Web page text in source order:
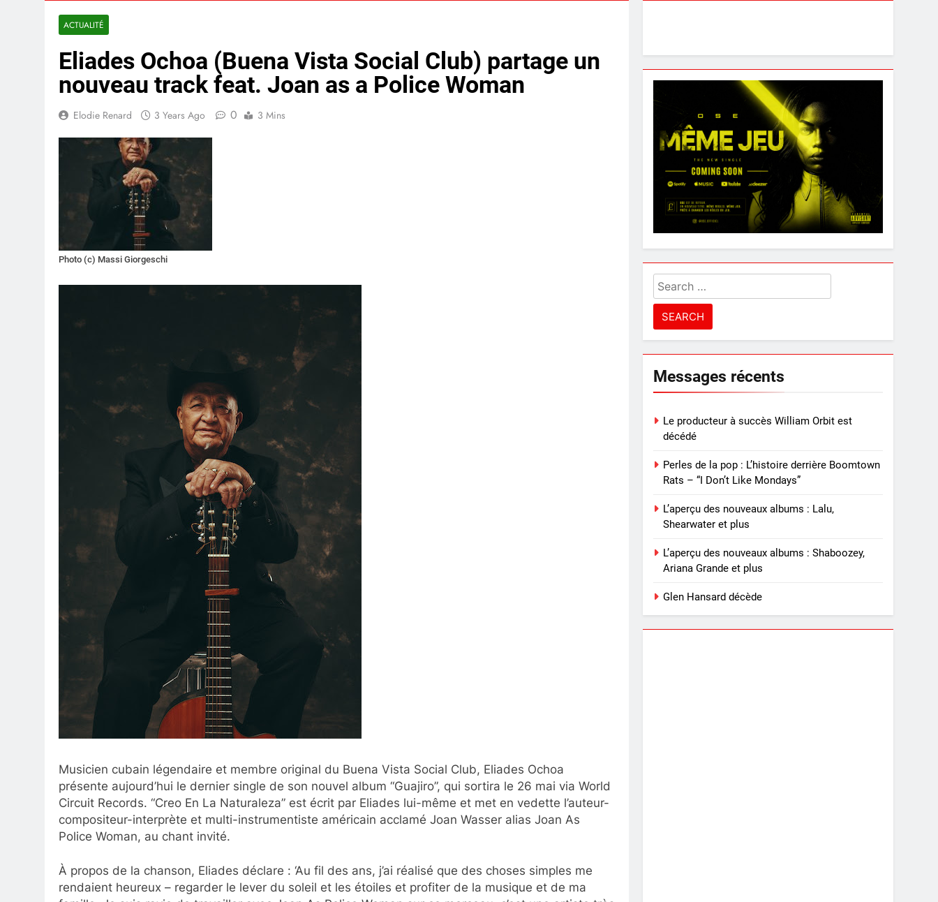
ACTUALITÉ
Eliades Ochoa (Buena Vista Social Club) partage un
nouveau track feat. Joan as a Police Woman
Elodie Renard 3 Years Ago 0 3 Mins
Photo (c) Massi Giorgeschi
Musicien cubain légendaire et membre original du Buena Vista Social Club, Eliades Ochoa
présente aujourd’hui le dernier single de son nouvel album “Guajiro”, qui sortira le 26 mai via World
Circuit Records. “Creo En La Naturaleza” est écrit par Eliades lui-même et met en vedette l’auteur-
compositeur-interprète et multi-instrumentiste américain acclamé Joan Wasser alias Joan As
Police Woman, au chant invité.
À propos de la chanson, Eliades déclare : ‘Au fil des ans, j’ai réalisé que des choses simples me
rendaient heureux – regarder le lever du soleil et les étoiles et profiter de la musique et de ma
Search
for:
Messages récents
Le producteur à succès William Orbit est
décédé
Perles de la pop : L’histoire derrière Boomtown
Rats – “I Don’t Like Mondays”
L’aperçu des nouveaux albums : Lalu,
Shearwater et plus
L’aperçu des nouveaux albums : Shaboozey,
Ariana Grande et plus
Glen Hansard décède